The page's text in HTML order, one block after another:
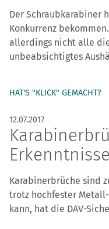
Der Schraubkarabiner
Konkurrenz
allerdings nicht alle
unbeabsichtigtes
HAT'S "KLICK" GEMACHT?
12.07.2017
Erkenntnisse
Karabinerbrüche sind
trotz hochfester
kann, hat die DAV-